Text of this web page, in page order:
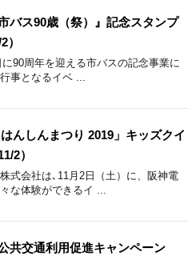
バス90歳（祭）』記念スタンプ
）
90周年を迎える市バスの記念事業に
事となるイベ ...
はんしんまつり 2019」キッズクイ
2）
式会社は､11月2日（土）に、阪神電
な体験ができるイ ...
共交通利用促進キャンペーン